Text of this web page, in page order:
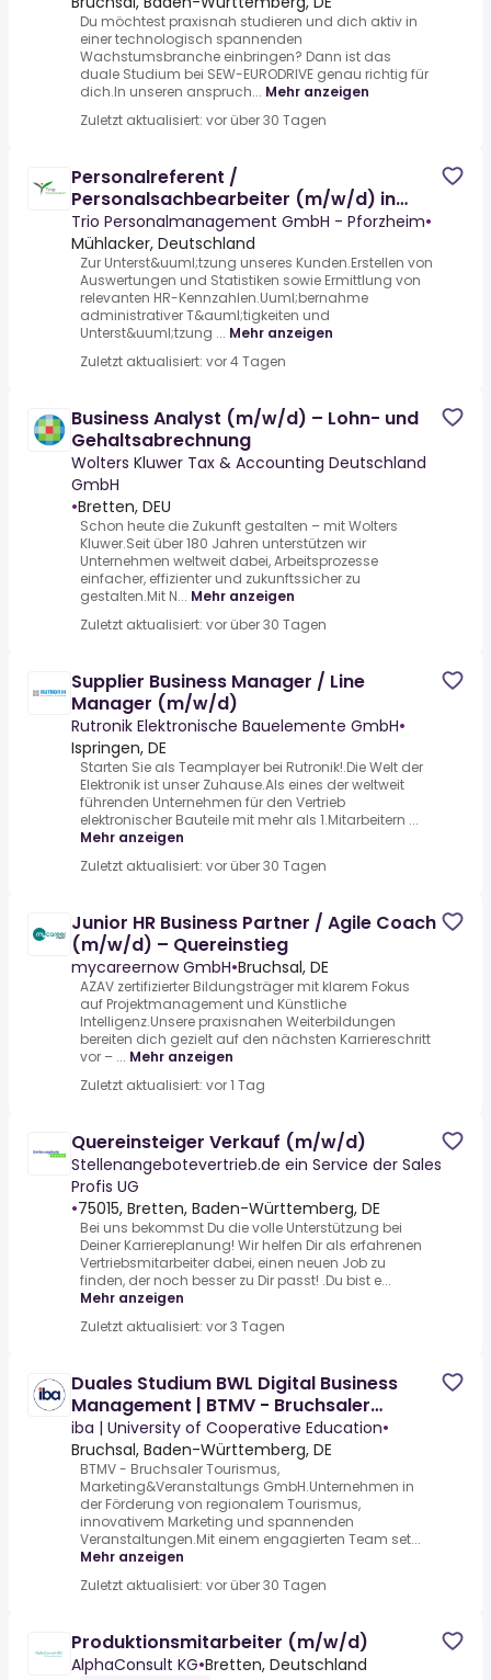
Du möchtest praxisnah studieren und dich aktiv in
einer technologisch spannenden
Wachstumsbranche einbringen? Dann ist das
duale Studium bei SEW-EURODRIVE genau richtig für
dich.In unseren anspruch... Mehr anzeigen
Zuletzt aktualisiert: vor über 30 Tagen
Personalreferent /
Personalsachbearbeiter (m/w/d) in
derEntgeltabrechnung
Trio Personalmanagement GmbH - Pforzheim•
Mühlacker, Deutschland
Zur Unterst&uuml;tzung unseres Kunden.Erstellen von
Auswertungen und Statistiken sowie Ermittlung von
relevanten HR-Kennzahlen.Uuml;bernahme
administrativer T&auml;tigkeiten und
Unterst&uuml;tzung ... Mehr anzeigen
Zuletzt aktualisiert: vor 4 Tagen
Business Analyst (m/w/d) – Lohn- und
Gehaltsabrechnung
Wolters Kluwer Tax & Accounting Deutschland
GmbH
•Bretten, DEU
Schon heute die Zukunft gestalten – mit Wolters
Kluwer.Seit über 180 Jahren unterstützen wir
Unternehmen weltweit dabei, Arbeitsprozesse
einfacher, effizienter und zukunftssicher zu
gestalten.Mit N... Mehr anzeigen
Zuletzt aktualisiert: vor über 30 Tagen
Supplier Business Manager / Line
Manager (m/w/d)
Rutronik Elektronische Bauelemente GmbH•
Ispringen, DE
Starten Sie als Teamplayer bei Rutronik!.Die Welt der
Elektronik ist unser Zuhause.Als eines der weltweit
führenden Unternehmen für den Vertrieb
elektronischer Bauteile mit mehr als 1.Mitarbeitern ...
Mehr anzeigen
Zuletzt aktualisiert: vor über 30 Tagen
Junior HR Business Partner / Agile Coach
(m/w/d) – Quereinstieg
mycareernow GmbH•Bruchsal, DE
AZAV zertifizierter Bildungsträger mit klarem Fokus
auf Projektmanagement und Künstliche
Intelligenz.Unsere praxisnahen Weiterbildungen
bereiten dich gezielt auf den nächsten Karriereschritt
vor – ... Mehr anzeigen
Zuletzt aktualisiert: vor 1 Tag
Quereinsteiger Verkauf (m/w/d)
Stellenangebotevertrieb.de ein Service der Sales
Profis UG
•75015, Bretten, Baden-Württemberg, DE
Bei uns bekommst Du die volle Unterstützung bei
Deiner Karriereplanung! Wir helfen Dir als erfahrenen
Vertriebsmitarbeiter dabei, einen neuen Job zu
finden, der noch besser zu Dir passt! .Du bist e...
Mehr anzeigen
Zuletzt aktualisiert: vor 3 Tagen
Duales Studium BWL Digital Business
Management | BTMV - Bruchsaler
Tourismus,
iba | University of Cooperative Education•
Bruchsal, Baden-Württemberg, DE
BTMV - Bruchsaler Tourismus,
Marketing&Veranstaltungs GmbH.Unternehmen in
der Förderung von regionalem Tourismus,
innovativem Marketing und spannenden
Veranstaltungen.Mit einem engagierten Team set...
Mehr anzeigen
Zuletzt aktualisiert: vor über 30 Tagen
Produktionsmitarbeiter (m/w/d)
AlphaConsult KG•Bretten, Deutschland